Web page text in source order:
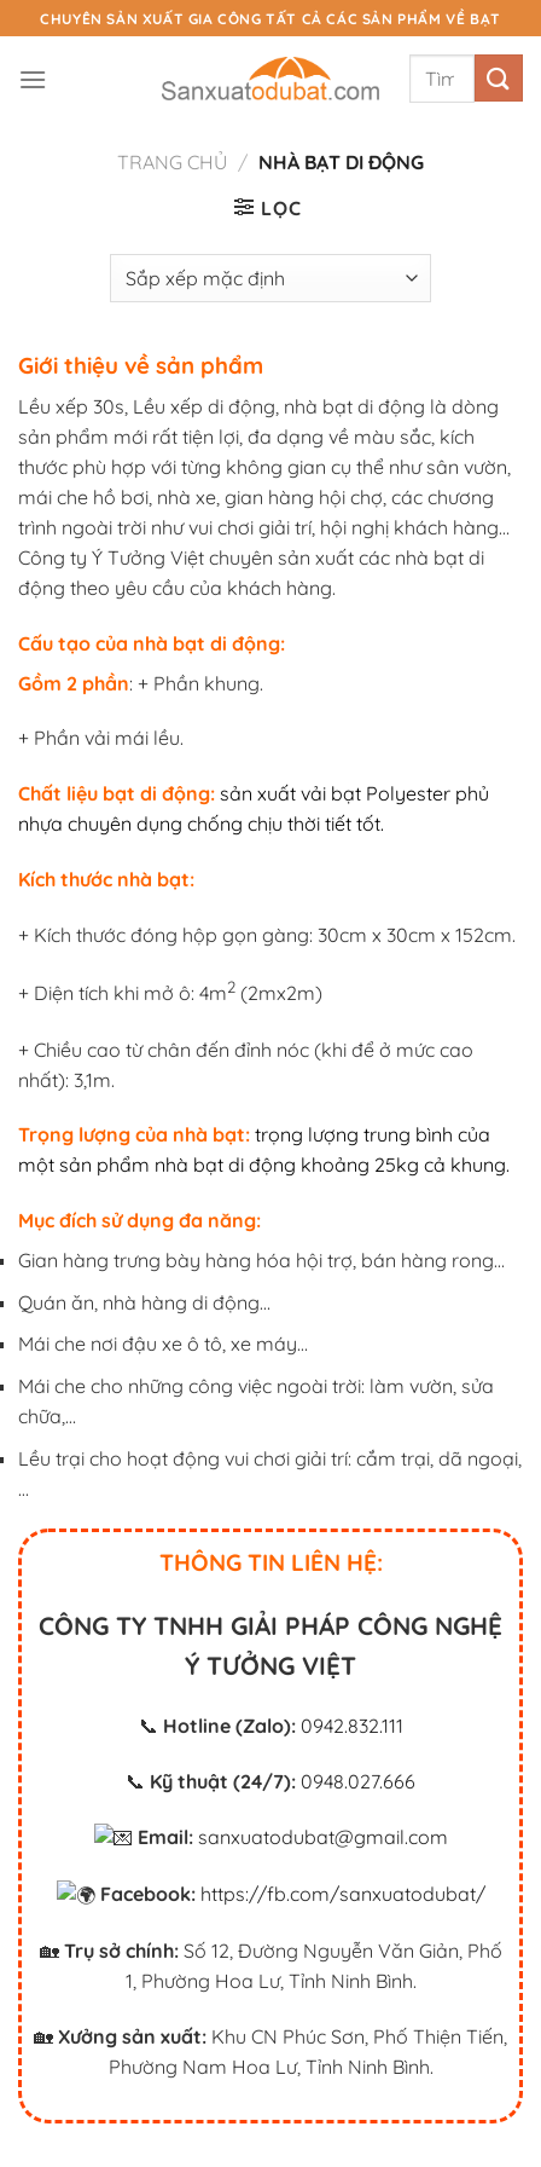
Chuyển
đến
nội
CHUYÊN SẢN XUẤT GIA CÔNG TẤT CẢ CÁC SẢN PHẨM VỀ BẠT
Tìm
TRANG CHỦ / NHÀ BẠT DI ĐỘNG
LỌC
Giới thiệu về sản phẩm
Lều xếp 30s, Lều xếp di động, nhà bạt di động là dòng
sản phẩm mới rất tiện lợi, đa dạng về màu sắc, kích
thước phù hợp với từng không gian cụ thể như sân vườn,
mái che hồ bơi, nhà xe, gian hàng hội chợ, các chương
trình ngoài trời như vui chơi giải trí, hội nghị khách hàng…
Công ty Ý Tưởng Việt chuyên sản xuất các nhà bạt di
động theo yêu cầu của khách hàng.
Cấu tạo của nhà bạt di động:
Gồm 2 phần: + Phần khung.
+ Phần vải mái lều.
Chất liệu bạt di động: sản xuất vải bạt Polyester phủ
nhựa chuyên dụng chống chịu thời tiết tốt.
Kích thước nhà bạt:
+ Kích thước đóng hộp gọn gàng: 30cm x 30cm x 152cm.
+ Diện tích khi mở ô: 4m2 (2mx2m)
+ Chiều cao từ chân đến đỉnh nóc (khi để ở mức cao
nhất): 3,1m.
Trọng lượng của nhà bạt: trọng lượng trung bình của
một sản phẩm nhà bạt di động khoảng 25kg cả khung.
Mục đích sử dụng đa năng:
Gian hàng trưng bày hàng hóa hội trợ, bán hàng rong…
Quán ăn, nhà hàng di động…
Mái che nơi đậu xe ô tô, xe máy…
Mái che cho những công việc ngoài trời: làm vườn, sửa
chữa,…
Lều trại cho hoạt động vui chơi giải trí: cắm trại, dã ngoại,
…
THÔNG TIN LIÊN HỆ:
CÔNG TY TNHH GIẢI PHÁP CÔNG NGHỆ
Ý TƯỞNG VIỆT
📞 Hotline (Zalo): 0942.832.111
📞 Kỹ thuật (24/7): 0948.027.666
Email: sanxuatodubat@gmail.com
Facebook: https://fb.com/sanxuatodubat/
🏡 Trụ sở chính:Số 12, Đường Nguyễn Văn Giản, Phố
1, Phường Hoa Lư, Tỉnh Ninh Bình.
🏡 Xưởng sản xuất: Khu CN Phúc Sơn, Phố Thiện Tiến,
Phường Nam Hoa Lư, Tỉnh Ninh Bình.